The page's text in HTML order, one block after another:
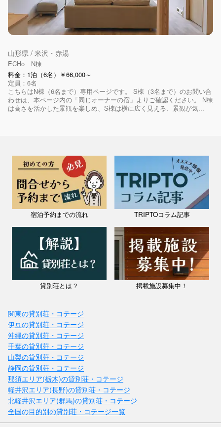
山形県 / 米沢・赤湯
ECHō N棟
料金：1泊（6名）￥66,000～
定員：6名
こちらはN棟（6名まで）専用ページです。 S棟（3名まで）のお問い合
わせは、本ページ内の「同じオーナーの宿」よりご確認ください。 N棟
は高さを活かした景観を楽しめ、S棟は横に広く見える、景観が気...
宿泊予約までの流れ TRIPTOコラム記事
貸別荘とは？ 掲載施設募集中！
関東の貸別荘・コテージ
伊豆の貸別荘・コテージ
沖縄の貸別荘・コテージ
千葉の貸別荘・コテージ
山梨の貸別荘・コテージ
静岡の貸別荘・コテージ
那須エリア(栃木)の貸別荘・コテージ
軽井沢エリア(長野)の貸別荘・コテージ
北軽井沢エリア(群馬)の貸別荘・コテージ
全国の目的別の貸別荘・コテージ一覧